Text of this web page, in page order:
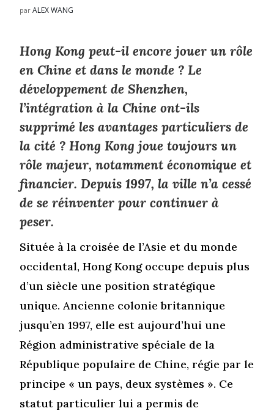
parALEX WANG
Hong Kong peut-il encore jouer un rôle
en Chine et dans le monde ? Le
développement de Shenzhen,
l’intégration à la Chine ont-ils
supprimé les avantages particuliers de
la cité ? Hong Kong joue toujours un
rôle majeur, notamment économique et
financier. Depuis 1997, la ville n’a cessé
de se réinventer pour continuer à
peser.
Située à la croisée de l’Asie et du monde
occidental, Hong Kong occupe depuis plus
d’un siècle une position stratégique
unique. Ancienne colonie britannique
jusqu’en 1997, elle est aujourd’hui une
Région administrative spéciale de la
République populaire de Chine, régie par le
principe « un pays, deux systèmes ». Ce
statut particulier lui a permis de